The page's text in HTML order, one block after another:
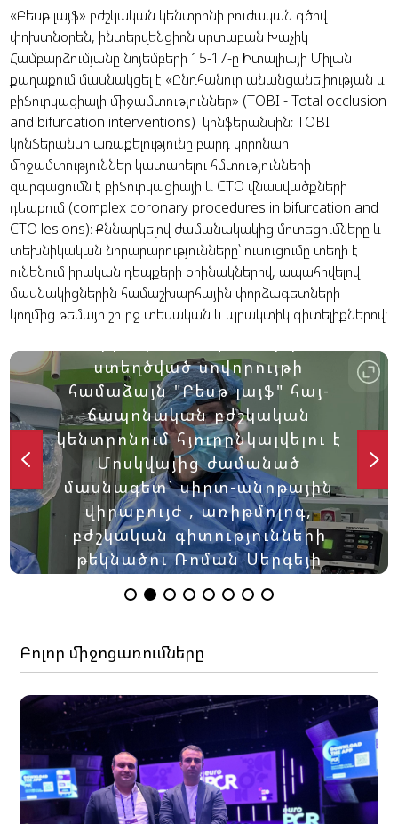
«Բեսթ լայֆ» բժշկական կենտրոնի բուժական գծով
փոխտնօրեն, ինտերվենցիոն սրտաբան Խաչիկ
Համբարձումյանը նոյեմբերի 15-17-ը Իտալիայի Միլան
քաղաքում մասնակցել է «Ընդհանուր անանցանելիության և
բիֆուրկացիայի միջամտություններ» (TOBI - Total occlusion
and bifurcation interventions) կոնֆերանսին։ TOBI
կոնֆերանսի առաքելությունը բարդ կորոնար
միջամտություններ կատարելու հմտությունների
զարգացումն է բիֆուրկացիայի և CTO վնասվածքների
դեպքում (complex coronary procedures in bifurcation and
CTO lesions)։ Քննարկելով ժամանակակից մոտեցումները և
տեխնիկական նորարարությունները՝ ուսուցումը տեղի է
ունենում իրական դեպքերի օրինակներով, ապահովելով
մասնակիցներին համաշխարհային փորձագետների
կողմից թեմայի շուրջ տեսական և պրակտիկ գիտելիքներով։
ստեղծված սովորույթի
համաձայն "Բեսթ լայֆ" հայ-
ճապոնական բժշկական
կենտրոնում հյուրընկալվելու է
Մոսկվայից ժամանած
մասնագետ` սիրտ-անոթային
վիրաբույժ , առիթմոլոգ,
բժշկական գիտությունների
թեկնածու Ռոման Սերգեյի
Բոլոր միջոցառումները